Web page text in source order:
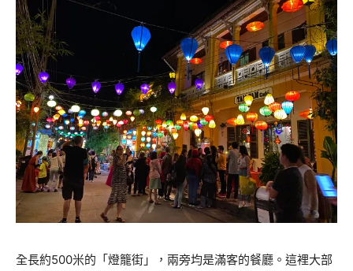
全長約500米的「燈籠街」，兩旁均是滿客的餐廳。這裡大部